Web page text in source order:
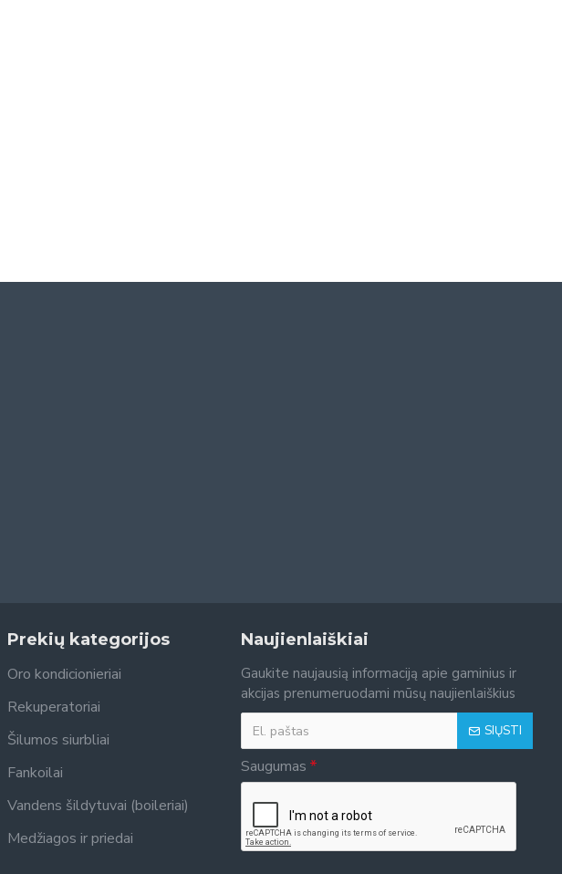
Prekių kategorijos
Oro kondicionieriai
Rekuperatoriai
Šilumos siurbliai
Fankoilai
Vandens šildytuvai (boileriai)
Medžiagos ir priedai
Naujienlaiškiai
Gaukite naujausią informaciją apie gaminius ir
akcijas prenumeruodami mūsų naujienlaiškius
SIŲSTI
Saugumas